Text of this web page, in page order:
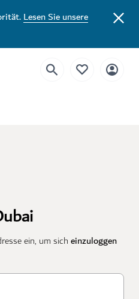
Lesen Sie unsere
ein, um sich einzuloggen